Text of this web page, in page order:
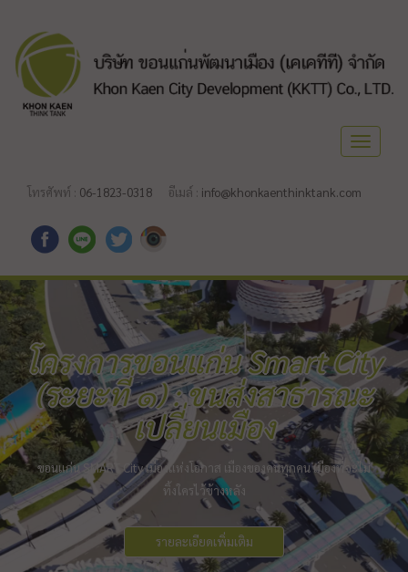
Toggle
โทรศัพท์ : 06-1823-0318 อีเมล์ : info@khonkaenthinktank.com
โครงการขอนแก่น Smart City
(ระยะที่ ๑) : ขนส่งสาธารณะ
เปลี่ยนเมือง
ขอนแก่น SMART City เมืองแห่งโอกาส เมืองของคนทุกคน เมืองที่จะไม่
ทิ้งใครไว้ข้างหลัง
รายละเอียดเพิ่มเติม